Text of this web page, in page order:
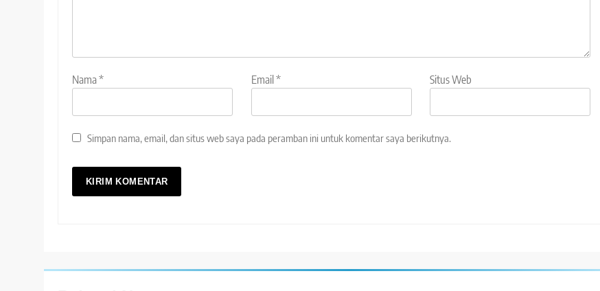
Nama* Email * Situs Web
Simpan nama, email, dan situs web saya pada peramban ini untuk komentar saya berikutnya.